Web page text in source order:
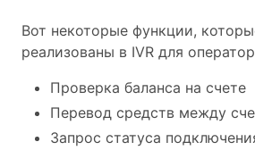
Вот некоторые функции,
реализованы в IVR для
Проверка баланса на счете
Перевод средств между
Запрос статуса